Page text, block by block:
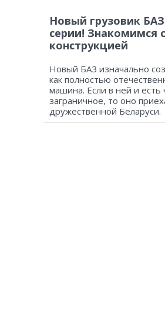
Новый грузовик
серии! Знакомимся с
конструкцией
Новый БАЗ изначально
как полностью
машина. Если в ней и есть
заграничное, то оно
дружественной Беларуси.